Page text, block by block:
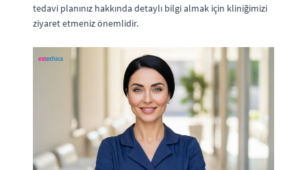
tedavi planınız hakkında detaylı bilgi almak için kliniğimizi
ziyaret etmeniz önemlidir.